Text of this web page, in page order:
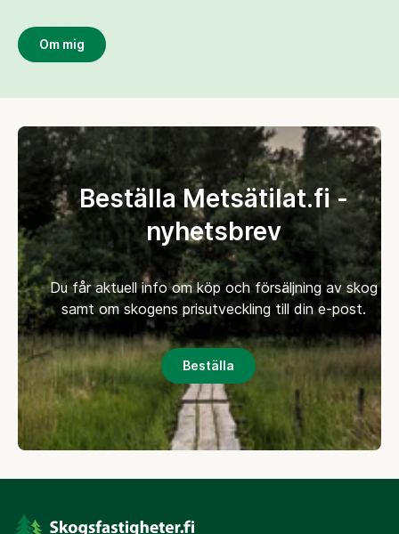
Om mig
Beställa Metsätilat.fi -
nyhetsbrev
Du får aktuell info om köp och försäljning av skog
samt om skogens prisutveckling till din e-post.
Beställa